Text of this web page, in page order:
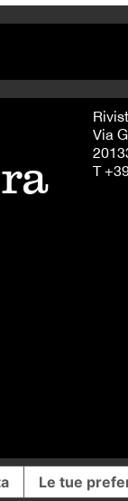
Via
T
Le tue